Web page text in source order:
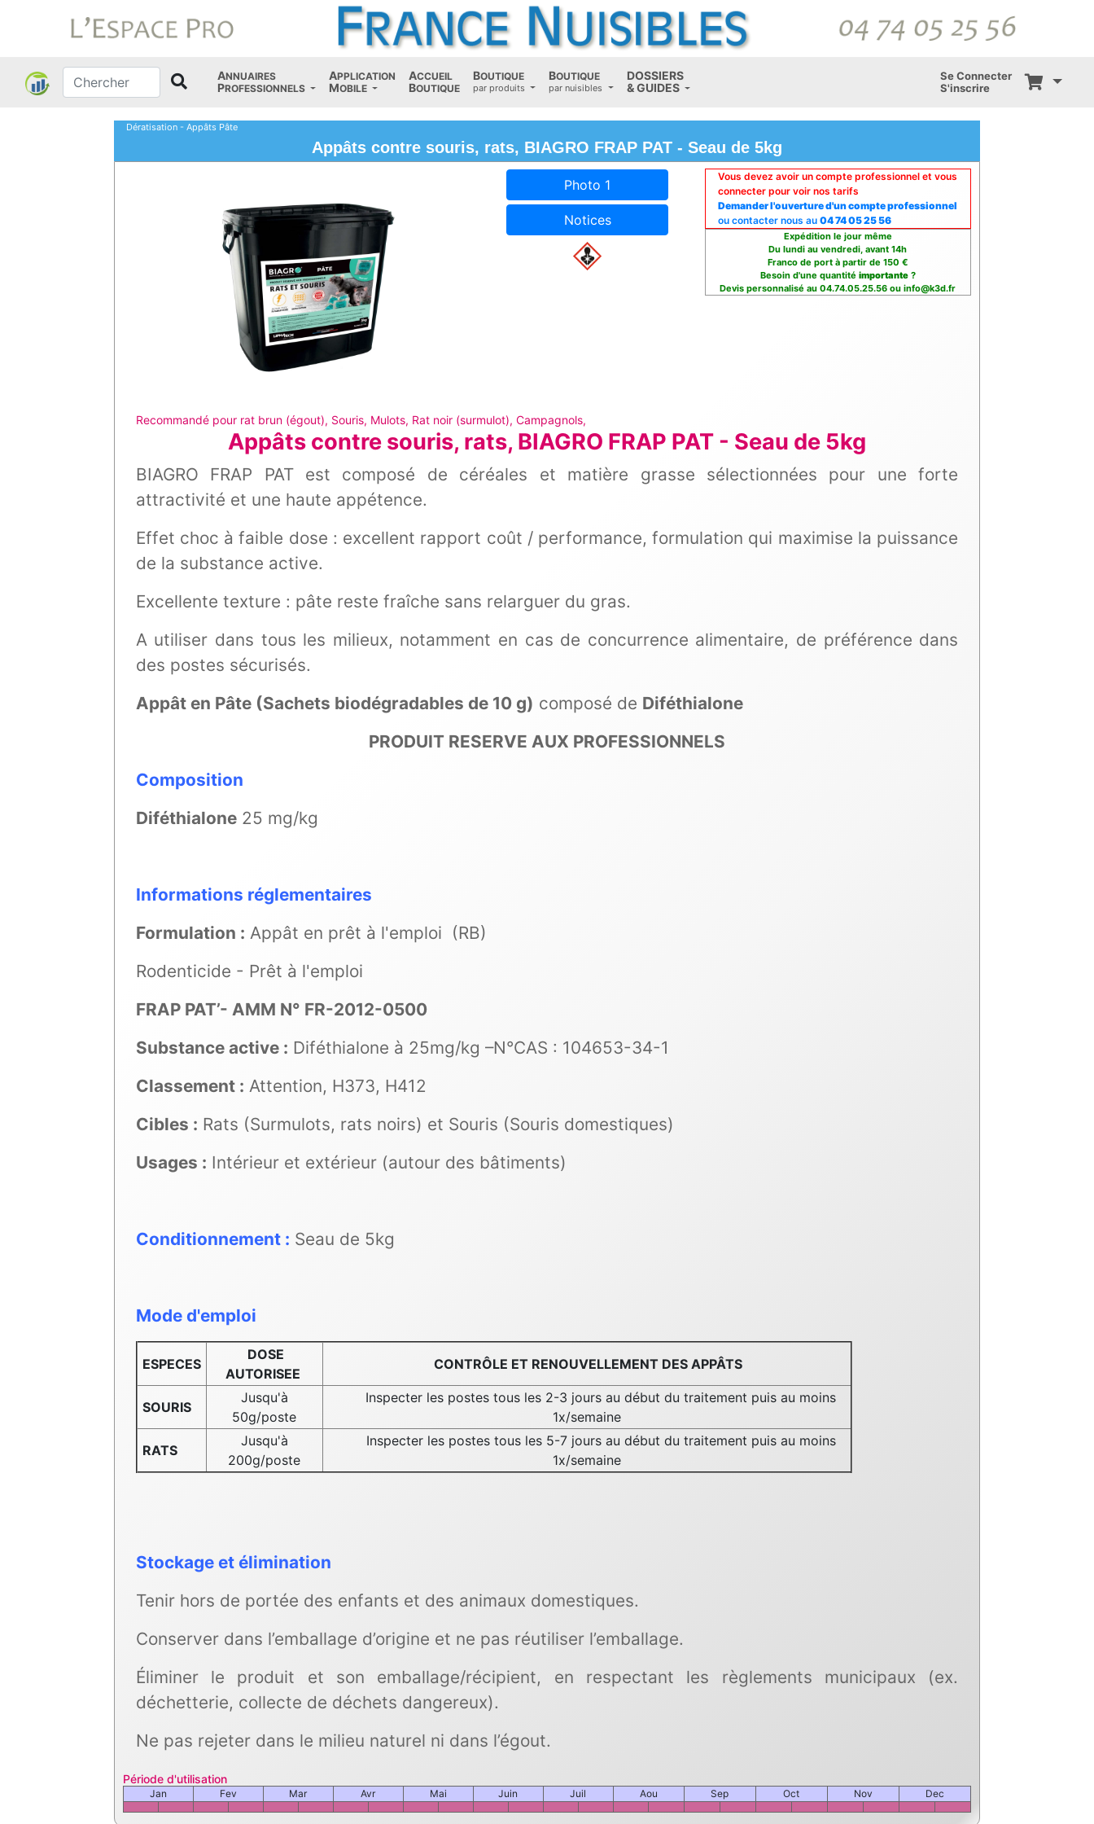
ANNUAIRES
PROFESSIONNELS
APPLICATION
MOBILE
ACCUEIL
BOUTIQUE(current)
BOUTIQUE
par produits
BOUTIQUE
par nuisibles
DOSSIERS
&GUIDES
Se Connecter
S'inscrire
Dératisation - Appâts Pâte
Appâts contre souris, rats, BIAGRO FRAP PAT - Seau de 5kg
Photo 1
Notices
Vous devez avoir un compte professionnel et vous
connecter pour voir nos tarifs
Demander l'ouverture d'un compte professionnel
ou contacter nous au 04 74 05 25 56
Expédition le jour même
Du lundi au vendredi, avant 14h
Franco de port à partir de 150 €
Besoin d'une quantité importante?
Devis personnalisé au 04.74.05.25.56 ou info@k3d.fr
Recommandé pour rat brun (égout), Souris, Mulots, Rat noir (surmulot), Campagnols,
Appâts contre souris, rats, BIAGRO FRAP PAT - Seau de 5kg
BIAGRO FRAP PAT est composé de céréales et matière grasse sélectionnées pour une forte
attractivité et une haute appétence.
Effet choc à faible dose : excellent rapport coût / performance, formulation qui maximise la puissance
de la substance active.
Excellente texture : pâte reste fraîche sans relarguer du gras.
A utiliser dans tous les milieux, notamment en cas de concurrence alimentaire, de préférence dans
des postes sécurisés.
Appât en Pâte (Sachets biodégradables de 10 g) composé de Diféthialone
PRODUIT RESERVE AUX PROFESSIONNELS
Composition
Diféthialone25 mg/kg
Informations réglementaires
Formulation : Appât en prêt à l'emploi (RB)
Rodenticide - Prêt à l'emploi
FRAP PAT’- AMM N° FR-2012-0500
Substance active : Diféthialone à 25mg/kg –N°CAS : 104653-34-1
Classement : Attention, H373, H412
Cibles : Rats (Surmulots, rats noirs) et Souris (Souris domestiques)
Usages : Intérieur et extérieur (autour des bâtiments)
Conditionnement : Seau de 5kg
Mode d'emploi
ESPECES
DOSE
AUTORISEE
CONTRÔLE ET RENOUVELLEMENT DES APPÂTS
SOURIS
Jusqu'à
50g/poste
Inspecter les postes tous les 2-3 jours au début du traitement puis au moins
1x/semaine
RATS
Jusqu'à
200g/poste
Inspecter les postes tous les 5-7 jours au début du traitement puis au moins
1x/semaine
Stockage et élimination
Tenir hors de portée des enfants et des animaux domestiques.
Conserver dans l’emballage d’origine et ne pas réutiliser l’emballage.
Éliminer le produit et son emballage/récipient, en respectant les règlements municipaux (ex.
déchetterie, collecte de déchets dangereux).
Ne pas rejeter dans le milieu naturel ni dans l’égout.
Période d'utilisation
Jan Fev Mar Avr Mai Juin Juil Aou Sep Oct Nov Dec